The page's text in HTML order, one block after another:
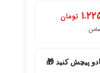
تومان
پیچش کنید 🎁